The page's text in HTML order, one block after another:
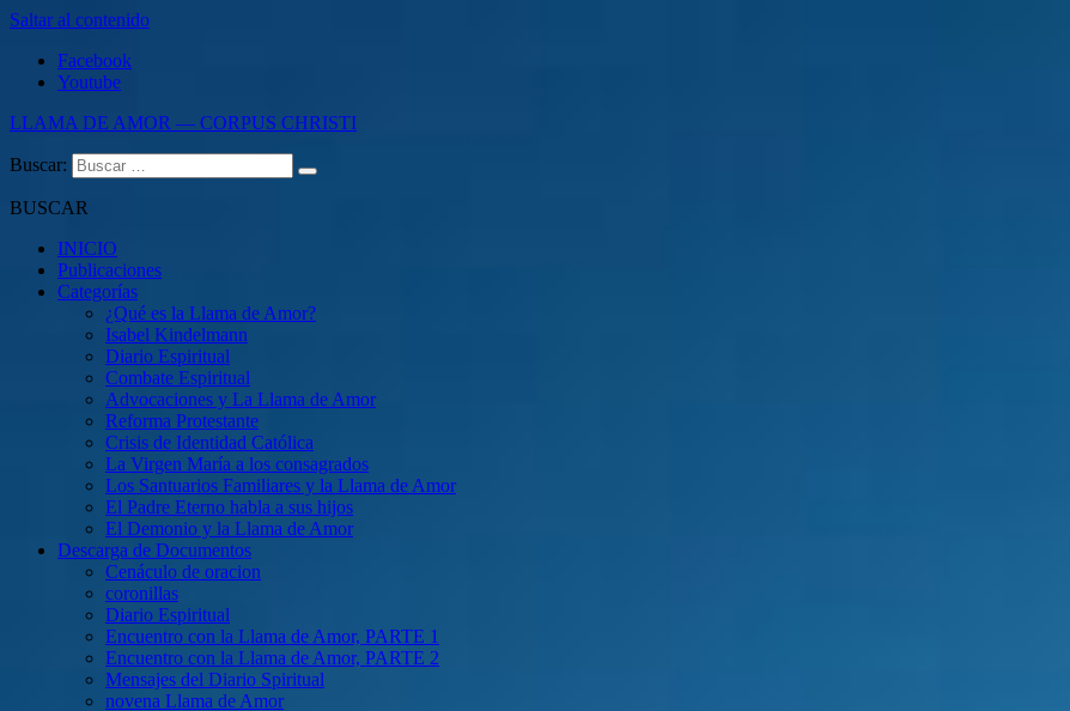
Saltar al contenido
Facebook
Youtube
LLAMA DE AMOR — CORPUS CHRISTI
Blog de la Llama de Amor
Buscar:
BUSCAR
INICIO
Publicaciones
Categorías
¿Qué es la Llama de Amor?
Isabel Kindelmann
Diario Espiritual
Combate Espiritual
Advocaciones y La Llama de Amor
Reforma Protestante
Crisis de Identidad Católica
La Virgen María a los consagrados
Los Santuarios Familiares y la Llama de Amor
El Padre Eterno habla a sus hijos
El Demonio y la Llama de Amor
Descarga de Documentos
Cenáculo de oracion
coronillas
Diario Espiritual
Encuentro con la Llama de Amor, PARTE 1
Encuentro con la Llama de Amor, PARTE 2
Mensajes del Diario Spiritual
novena Llama de Amor